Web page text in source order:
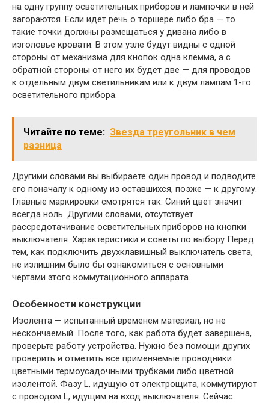
на одну группу осветительных приборов и лампочки в ней
загораются. Если идет речь о торшере либо бра — то
такие точки должны размещаться у дивана либо в
изголовье кровати. В этом узле будут видны с одной
стороны от механизма для кнопок одна клемма, а с
обратной стороны от него их будет две — для проводов
к отдельным двум светильникам или к двум лампам 1-го
осветительного прибора.
Читайте по теме: Звезда треугольник в чем
разница
Другими словами вы выбираете один провод и подводите
его поначалу к одному из оставшихся, позже — к другому.
Главные маркировки смотрятся так: Синий цвет значит
всегда ноль. Другими словами, отсутствует
рассредотачивание осветительных приборов на кнопки
выключателя. Характеристики и советы по выбору Перед
тем, как подключить двухклавишный выключатель света,
не излишним было бы ознакомиться с основными
чертами этого коммутационного аппарата.
Особенности конструкции
Изолента — испытанный временем материал, но не
нескончаемый. После того, как работа будет завершена,
проверьте работу устройства. Нужно без помощи других
проверить и отметить все применяемые проводники
цветными термоусадочными трубками либо цветной
изолентой. Фазу L, идущую от электрощита, коммутируют
с проводом L, идущим на вход выключателя. Сейчас